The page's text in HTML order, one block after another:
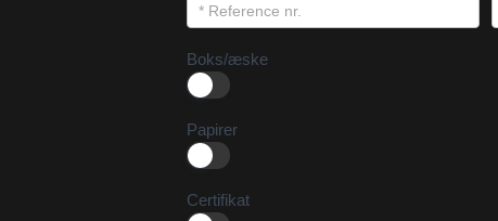
Boks/æske
Papirer
Certifikat